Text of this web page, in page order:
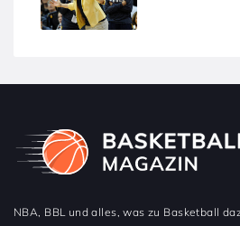
NBA, BBL und alles, was zu Basketball